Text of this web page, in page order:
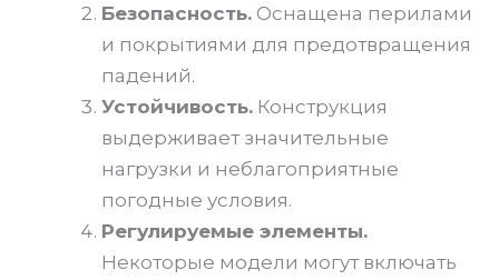
Безопасность. Оснащена перилами
и покрытиями для предотвращения
падений.
Устойчивость. Конструкция
выдерживает значительные
нагрузки и неблагоприятные
погодные условия.
Регулируемые элементы.
Некоторые модели могут включать